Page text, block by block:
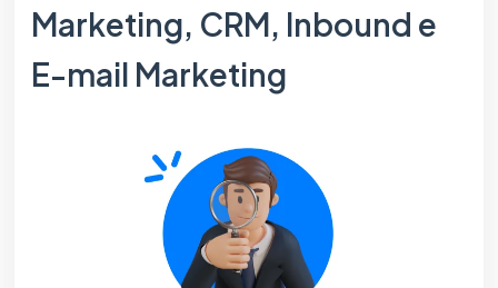
Marketing, CRM, Inbound e
E-mail Marketing